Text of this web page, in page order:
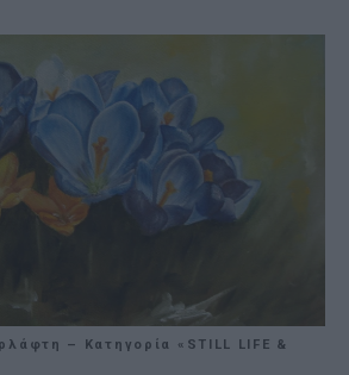
– Κατηγορία «STILL LIFE &